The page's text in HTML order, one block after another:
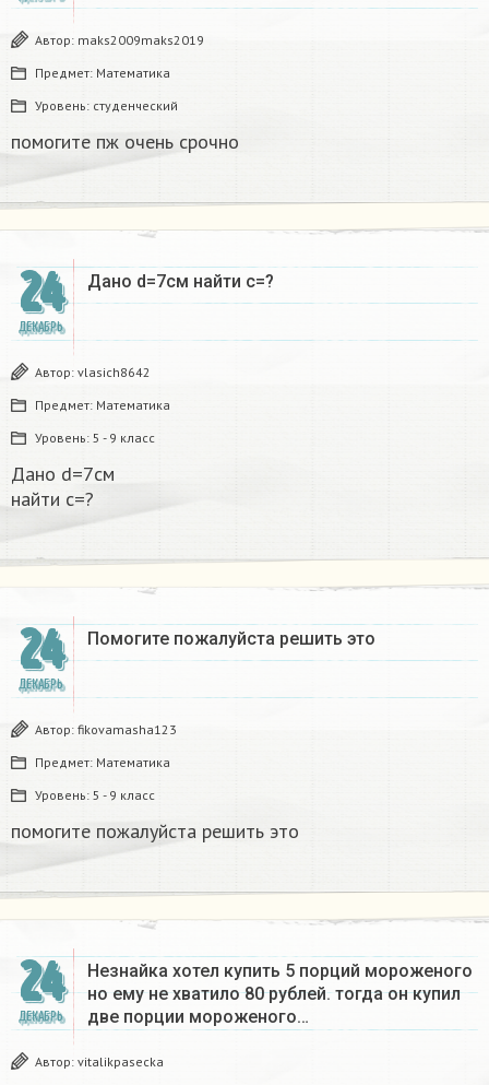
Автор: maks2009maks2019
Предмет: Математика
Уровень: студенческий
помогите пж очень срочно​
24
ДЕКАБРЬ
Дано d=7см найти с=?​
Автор: vlasich8642
Предмет: Математика
Уровень: 5 - 9 класс
Дано d=7см
найти с=?​
24
ДЕКАБРЬ
Помогите пожалуйста решить это
Автор: fikovamasha123
Предмет: Математика
Уровень: 5 - 9 класс
помогите пожалуйста решить это
24
ДЕКАБРЬ
Незнайка хотел купить 5 порций мороженого
но ему не хватило 80 рублей. тогда он купил
две порции мороженого…
Автор: vitalikpasecka